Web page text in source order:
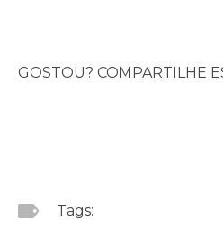
GOSTOU? COMPARTILHE
Tags: